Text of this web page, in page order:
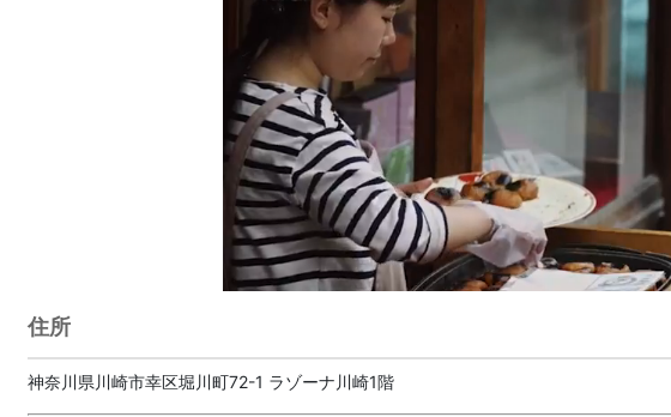
住所
神奈川県川崎市幸区堀川町72-1 ラゾーナ川崎1階